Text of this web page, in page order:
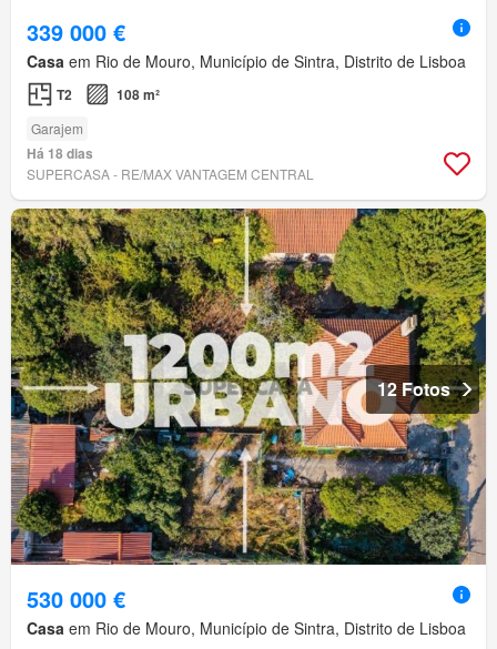
339 000 €
Casa em Rio de Mouro, Município de Sintra, Distrito de Lisboa
T2 108 m²
Garajem
Há 18 dias
SUPERCASA - RE/MAX VANTAGEM CENTRAL
12 Fotos
530 000 €
Casa em Rio de Mouro, Município de Sintra, Distrito de Lisboa